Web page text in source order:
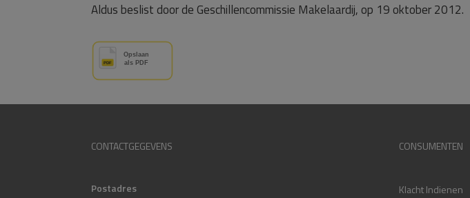
Aldus beslist door de Geschillencommissie Makelaardij, op 19 oktober 2012.
CONTACTGEGEVENS
Postadres
CONSUMENTEN
Klacht Indienen